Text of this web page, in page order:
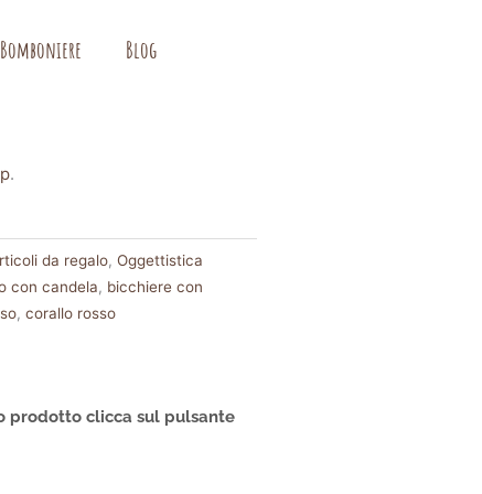
Bomboniere Blog
.
da regalo,Oggettistica
con candela, bicchiere con
,corallo rosso
prodotto clicca sul pulsante